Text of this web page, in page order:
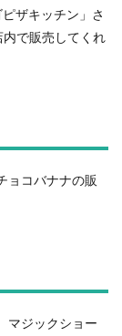
ザキッチン」さ
で販売してくれ
ョコバナナの販
マジックショー